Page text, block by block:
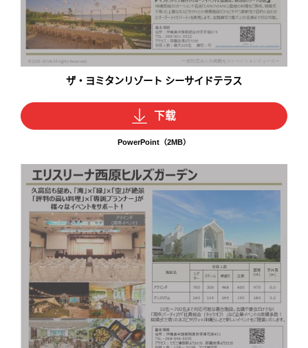
ザ・ヨミタンリゾート シーサイドテラス
下载
PowerPoint（2MB）